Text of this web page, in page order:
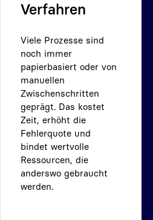
Verfahren
Viele Prozesse sind
noch immer
papierbasiert oder von
manuellen
Zwischenschritten
geprägt. Das kostet
Zeit, erhöht die
Fehlerquote und
bindet wertvolle
Ressourcen, die
anderswo gebraucht
werden.